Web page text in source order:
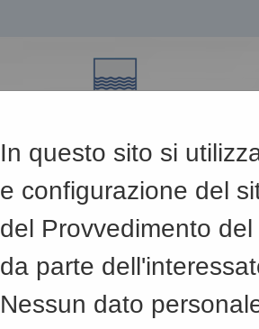
06/08/2026
In questo sito si
e configurazione del
del Provvedimento
da parte
Nessun dato